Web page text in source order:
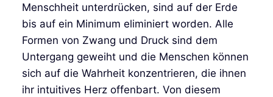
Menschheit unterdrücken, sind auf der Erde
bis auf ein Minimum eliminiert worden. Alle
Formen von Zwang und Druck sind dem
Untergang geweiht und die Menschen können
sich auf die Wahrheit konzentrieren, die ihnen
ihr intuitives Herz offenbart. Von diesem